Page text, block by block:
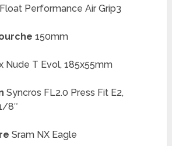
Performance Air Grip3
150mm
Nude T Evol, 185x55mm
Syncros FL2.0 Press Fit E2,
8″
Sram NX Eagle